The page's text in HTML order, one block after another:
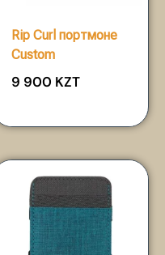
Rip Curl портмоне
Custom
9 900 KZT